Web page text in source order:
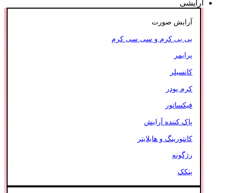
آرایشی
آرایش صورت
بی بی کرم و سی سی کرم
پرایمر
کانسیلر
کرم پودر
فیکساتور
پاک کننده آرایش
کانتورینگ و هایلایتر
رژگونه
پنکک